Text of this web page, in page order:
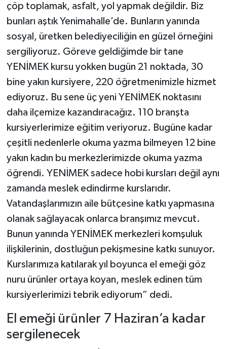
çöp toplamak, asfalt, yol yapmak değildir. Biz
bunları aştık Yenimahalle’de. Bunların yanında
sosyal, üretken belediyeciliğin en güzel örneğini
sergiliyoruz. Göreve geldiğimde bir tane
YENİMEK kursu yokken bugün 21 noktada, 30
bine yakın kursiyere, 220 öğretmenimizle hizmet
ediyoruz. Bu sene üç yeni YENİMEK noktasını
daha ilçemize kazandıracağız. 110 branşta
kursiyerlerimize eğitim veriyoruz. Bugüne kadar
çeşitli nedenlerle okuma yazma bilmeyen 12 bine
yakın kadın bu merkezlerimizde okuma yazma
öğrendi. YENİMEK sadece hobi kursları değil aynı
zamanda meslek edindirme kurslarıdır.
Vatandaşlarımızın aile bütçesine katkı yapmasına
olanak sağlayacak onlarca branşımız mevcut.
Bunun yanında YENİMEK merkezleri komşuluk
ilişkilerinin, dostluğun pekişmesine katkı sunuyor.
Kurslarımıza katılarak yıl boyunca el emeği göz
nuru ürünler ortaya koyan, meslek edinen tüm
kursiyerlerimizi tebrik ediyorum” dedi.
El emeği ürünler 7 Haziran’a kadar
sergilenecek